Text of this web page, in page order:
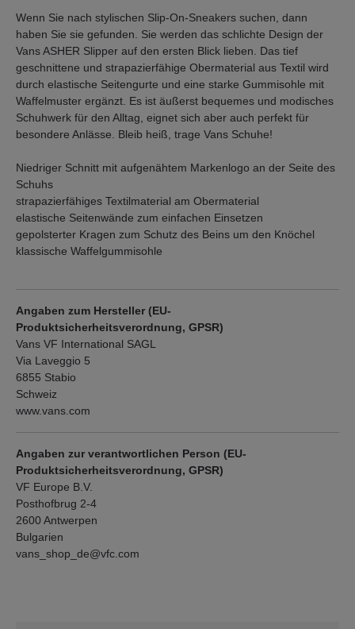
Wenn Sie nach stylischen Slip-On-Sneakers suchen, dann
haben Sie sie gefunden. Sie werden das schlichte Design der
Vans ASHER Slipper auf den ersten Blick lieben. Das tief
geschnittene und strapazierfähige Obermaterial aus Textil wird
durch elastische Seitengurte und eine starke Gummisohle mit
Waffelmuster ergänzt. Es ist äußerst bequemes und modisches
Schuhwerk für den Alltag, eignet sich aber auch perfekt für
besondere Anlässe. Bleib heiß, trage Vans Schuhe!
Niedriger Schnitt mit aufgenähtem Markenlogo an der Seite des
Schuhs
strapazierfähiges Textilmaterial am Obermaterial
elastische Seitenwände zum einfachen Einsetzen
gepolsterter Kragen zum Schutz des Beins um den Knöchel
klassische Waffelgummisohle
Angaben zum Hersteller (EU-
Produktsicherheitsverordnung, GPSR)
Vans VF International SAGL
Via Laveggio 5
6855 Stabio
Schweiz
www.vans.com
Angaben zur verantwortlichen Person (EU-
Produktsicherheitsverordnung, GPSR)
VF Europe B.V.
Posthofbrug 2-4
2600 Antwerpen
Bulgarien
vans_shop_de@vfc.com